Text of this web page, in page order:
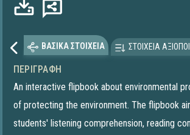
ΒΑΣΙΚΑ ΣΤΟΙΧΕΙΑ ΣΤΟΙΧΕΙΑ
ΠΕΡΙΓΡΑΦΉ
An interactive flipbook about environmental
of protecting the environment. The flipbook
students' listening comprehension, reading